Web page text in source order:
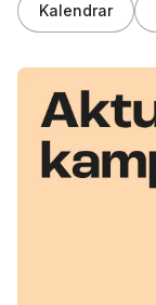
Kalendrar